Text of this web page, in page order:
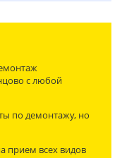
с любой
по демонтажу, но
прием всех видов